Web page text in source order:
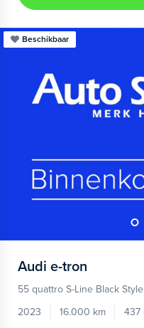
Beschikbaar
Audi e-tron
55 quattro S-Line Black
2023
16.000 km 437